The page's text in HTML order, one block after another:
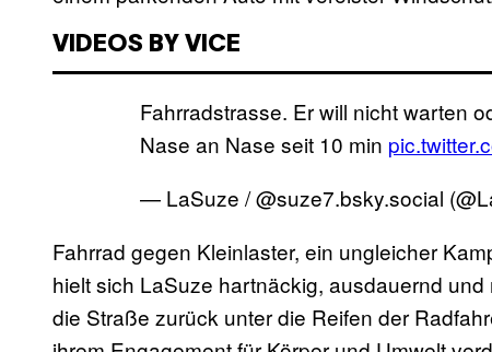
VIDEOS BY VICE
Fahrradstrasse. Er will nicht warten
Nase an Nase seit 10 min
— LaSuze / @suze7.bsky.social
Fahrrad gegen Kleinlaster, ein ungleicher
hielt sich LaSuze hartnäckig, ausdauernd
die Straße zurück unter die Reifen der